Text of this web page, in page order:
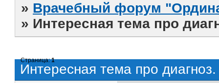
» Врачебный форум
» Интересная тема про
Интересная тема про диагноз.
Страница:1